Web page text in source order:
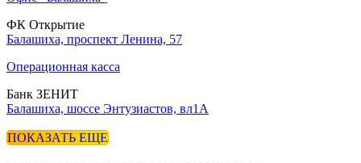
ФК Открытие
Балашиха, проспект Ленина, 57
Операционная касса
Банк ЗЕНИТ
Балашиха, шоссе Энтузиастов, вл1А
ПОКАЗАТЬ ЕЩЕ